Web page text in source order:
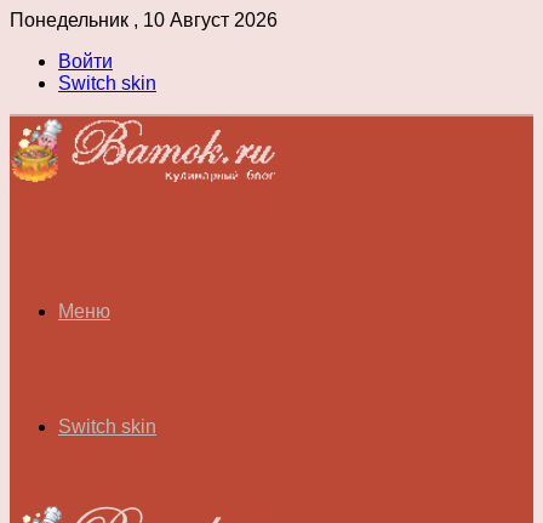
Понедельник , 10 Август 2026
Войти
Switch skin
Меню
Switch skin